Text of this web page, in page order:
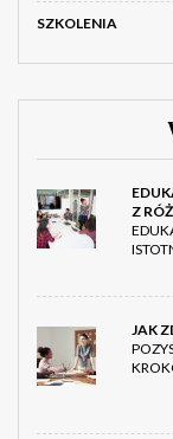
SZKOLENIA
Z
JAK